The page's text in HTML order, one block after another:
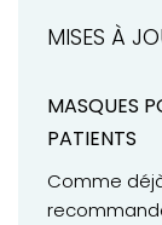
récentes
VOTRE
MISES À
MASQUES
PATIENTS
Comme déjà